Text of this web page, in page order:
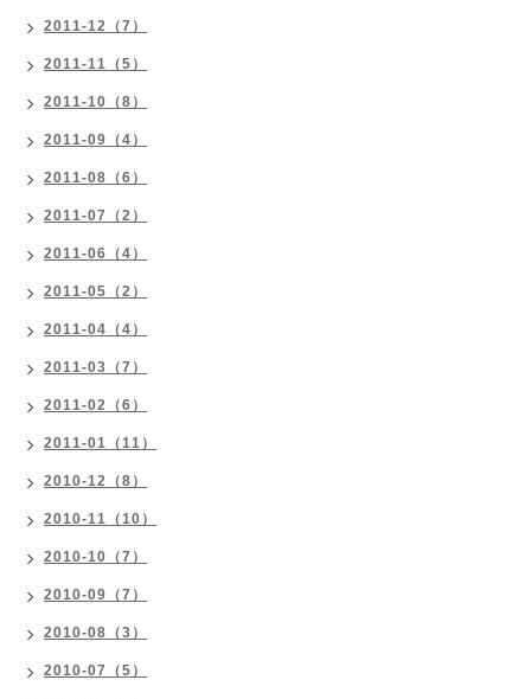
2011-12（7）
2011-11（5）
2011-10（8）
2011-09（4）
2011-08（6）
2011-07（2）
2011-06（4）
2011-05（2）
2011-04（4）
2011-03（7）
2011-02（6）
2011-01（11）
2010-12（8）
2010-11（10）
2010-10（7）
2010-09（7）
2010-08（3）
2010-07（5）